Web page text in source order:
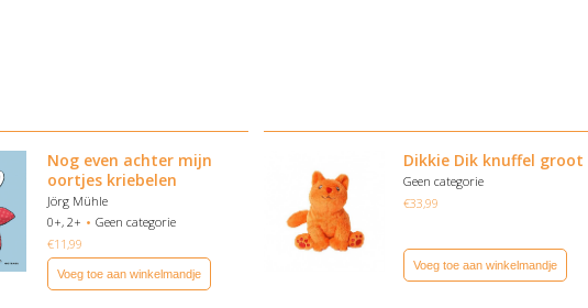
Nog even achter mijn
oortjes kriebelen
Jörg Mühle
0+, 2+
Geen categorie
€11,99
Voeg toe aan winkelmandje
Dikkie Dik knuffel groot
Geen categorie
€33,99
Voeg toe aan winkelmandje